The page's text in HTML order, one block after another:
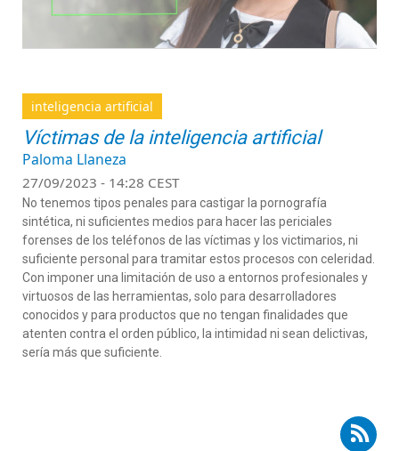
inteligencia artificial
Víctimas de la inteligencia artificial
Paloma Llaneza
27/09/2023 - 14:28 CEST
No tenemos tipos penales para castigar la pornografía
sintética, ni suficientes medios para hacer las periciales
forenses de los teléfonos de las víctimas y los victimarios, ni
suficiente personal para tramitar estos procesos con celeridad.
Con imponer una limitación de uso a entornos profesionales y
virtuosos de las herramientas, solo para desarrolladores
conocidos y para productos que no tengan finalidades que
atenten contra el orden público, la intimidad ni sean delictivas,
sería más que suficiente.
Suscribirse a RSS - Paloma Llaneza